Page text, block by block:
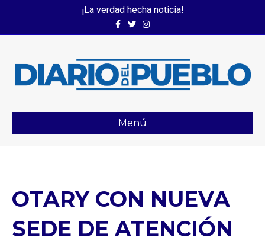
¡La verdad hecha noticia!
FacebookTwitterInstagram
Menú
OTARY CON NUEVA
SEDE DE ATENCIÓN